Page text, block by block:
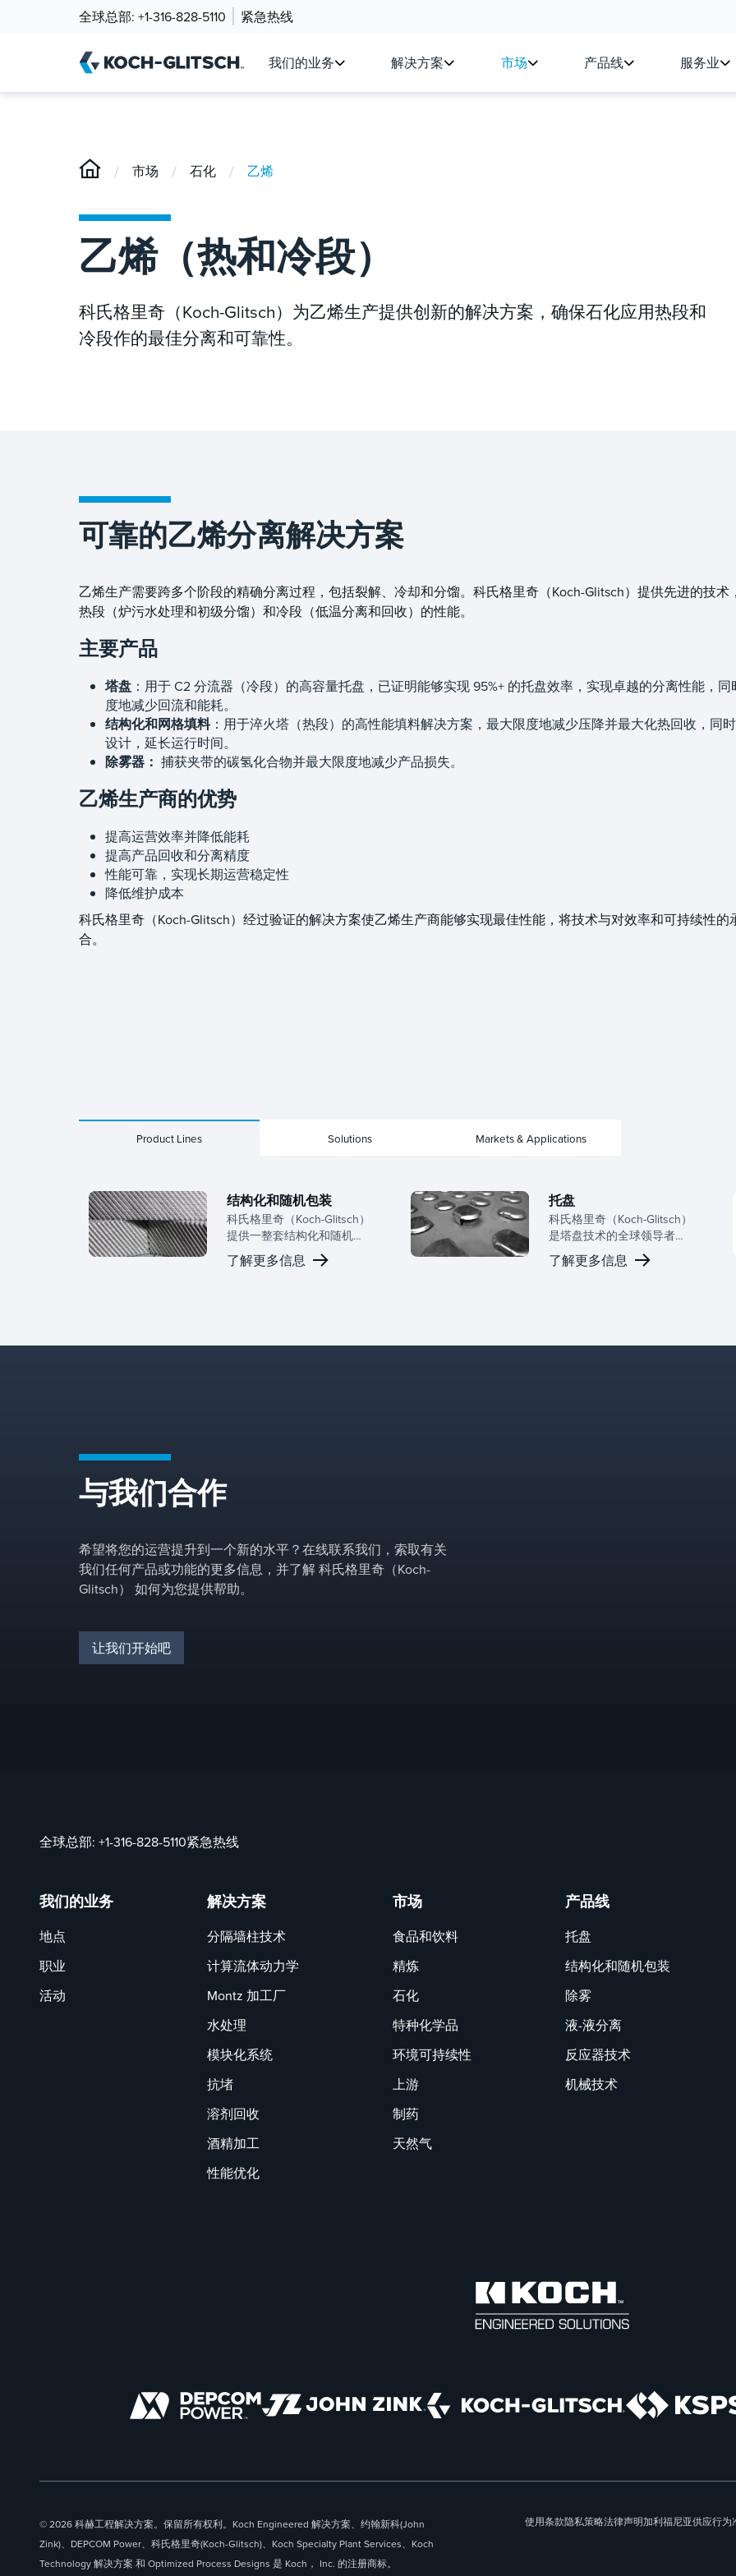
全球总部: +1-316-828-5110 紧急热线
我们的业务 解决方案 市场 产品线 服务业
/ 市场 / 石化 / 乙烯
乙烯（热和冷段）
科氏格里奇（Koch-Glitsch）为乙烯生产提供创新的解决方案，确保石化应用热段和
冷段作的最佳分离和可靠性。
可靠的乙烯分离解决方案
乙烯生产需要跨多个阶段的精确分离过程，包括裂解、冷却和分馏。科氏格里奇（Koch-Glitsch）提供先进的技术
热段（炉污水处理和初级分馏）和冷段（低温分离和回收）的性能。
主要产品
塔盘 ：用于 C2 分流器（冷段）的高容量托盘，已证明能够实现 95%+ 的托盘效率，实现卓越的分离性能，同
度地减少回流和能耗。
结构化和网格填料：用于淬火塔（热段）的高性能填料解决方案，最大限度地减少压降并最大化热回收，同
设计，延长运行时间。
除雾器： 捕获夹带的碳氢化合物并最大限度地减少产品损失。
乙烯生产商的优势
提高运营效率并降低能耗
提高产品回收和分离精度
性能可靠，实现长期运营稳定性
降低维护成本
科氏格里奇（Koch-Glitsch）经过验证的解决方案使乙烯生产商能够实现最佳性能，将技术与对效率和可持续性的
合。
Product Lines Solutions Markets & Applications
结构化和随机包装
科氏格里奇（Koch-Glitsch）
提供一整套结构化和随机填
料，以数十年的质量转移设
备开发专业知识和专门的研
了解更多信息
托盘
科氏格里奇（Koch-Glitsch）
是塔盘技术的全球领导者，
为有源面板、降液管配置和
支撑结构提供广泛的设计。
了解更多信息
与我们合作
希望将您的运营提升到一个新的水平？在线联系我们，索取有关
我们任何产品或功能的更多信息，并了解 科氏格里奇（Koch-
Glitsch） 如何为您提供帮助。
让我们开始吧
全球总部: +1-316-828-5110紧急热线
我们的业务
地点
职业
活动
解决方案
分隔墙柱技术
计算流体动力学
Montz 加工厂
水处理
模块化系统
抗堵
溶剂回收
酒精加工
性能优化
市场
食品和饮料
精炼
石化
特种化学品
环境可持续性
上游
制药
天然气
产品线
托盘
结构化和随机包装
除雾
液-液分离
反应器技术
机械技术
© 2026 科赫工程解决方案。保留所有权利。Koch Engineered 解决方案、约翰新科(John
Zink)、DEPCOM Power、科氏格里奇(Koch-Glitsch)、Koch Specialty Plant Services、Koch
Technology 解决方案 和 Optimized Process Designs 是 Koch， Inc. 的注册商标。
使用条款隐私策略法律声明加利福尼亚供应行为